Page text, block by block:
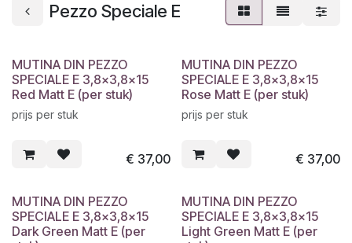
Pezzo Speciale E
MUTINA DIN PEZZO
SPECIALE E 3,8x3,8x15
Red Matt E (per stuk)
prijs per stuk
€ 37,00
MUTINA DIN PEZZO
SPECIALE E 3,8x3,8x15
Rose Matt E (per stuk)
prijs per stuk
€ 37,00
MUTINA DIN PEZZO
SPECIALE E 3,8x3,8x15
Dark Green Matt E (per
MUTINA DIN PEZZO
SPECIALE E 3,8x3,8x15
Light Green Matt E (per